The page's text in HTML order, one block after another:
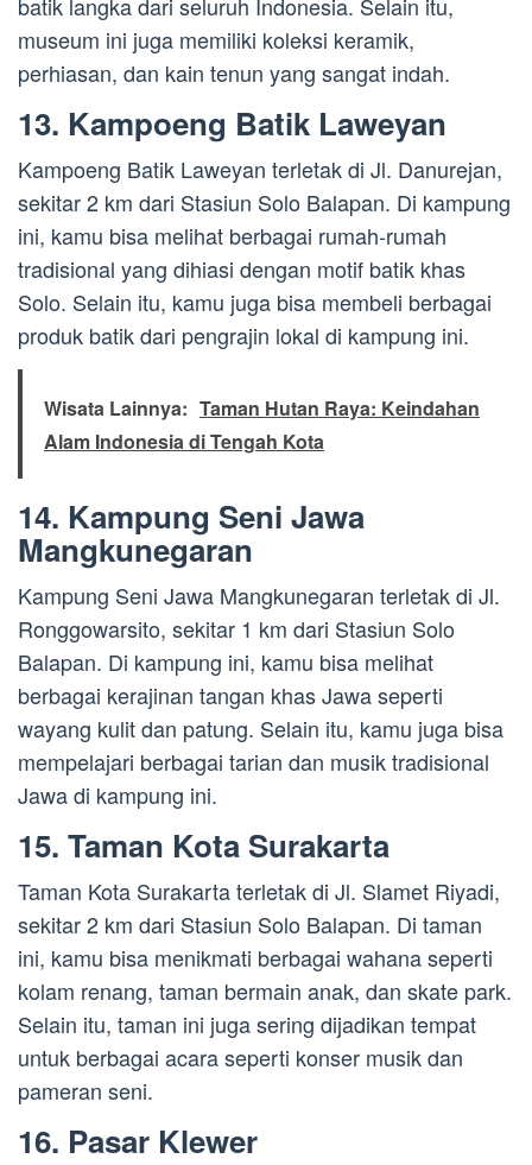
batik langka dari seluruh Indonesia. Selain itu,
museum ini juga memiliki koleksi keramik,
perhiasan, dan kain tenun yang sangat indah.
13. Kampoeng Batik Laweyan
Kampoeng Batik Laweyan terletak di Jl. Danurejan,
sekitar 2 km dari Stasiun Solo Balapan. Di kampung
ini, kamu bisa melihat berbagai rumah-rumah
tradisional yang dihiasi dengan motif batik khas
Solo. Selain itu, kamu juga bisa membeli berbagai
produk batik dari pengrajin lokal di kampung ini.
Wisata Lainnya: Taman Hutan Raya: Keindahan
Alam Indonesia di Tengah Kota
14. Kampung Seni Jawa
Mangkunegaran
Kampung Seni Jawa Mangkunegaran terletak di Jl.
Ronggowarsito, sekitar 1 km dari Stasiun Solo
Balapan. Di kampung ini, kamu bisa melihat
berbagai kerajinan tangan khas Jawa seperti
wayang kulit dan patung. Selain itu, kamu juga bisa
mempelajari berbagai tarian dan musik tradisional
Jawa di kampung ini.
15. Taman Kota Surakarta
Taman Kota Surakarta terletak di Jl. Slamet Riyadi,
sekitar 2 km dari Stasiun Solo Balapan. Di taman
ini, kamu bisa menikmati berbagai wahana seperti
kolam renang, taman bermain anak, dan skate park.
Selain itu, taman ini juga sering dijadikan tempat
untuk berbagai acara seperti konser musik dan
pameran seni.
16. Pasar Klewer